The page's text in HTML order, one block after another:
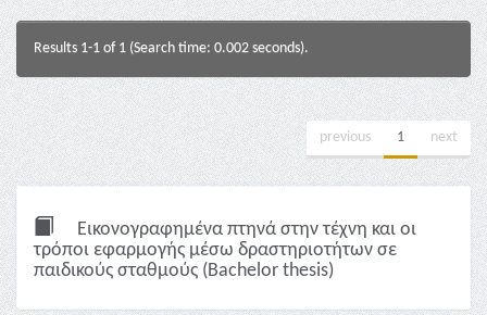
Results 1-1 of 1 (Search time: 0.002 seconds).
previous 1 next
Εικονογραφημένα πτηνά στην τέχνη και οι
τρόποι εφαρμογής μέσω δραστηριοτήτων σε
παιδικούς σταθμούς (Bachelor thesis)